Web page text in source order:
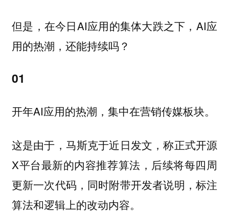
但是，在今日AI应用的集体大跌之下，AI应
用的热潮，还能持续吗？
01
开年AI应用的热潮，集中在营销传媒板块。
这是由于，马斯克于近日发文，称正式开源
X平台最新的内容推荐算法，后续将每四周
更新一次代码，同时附带开发者说明，标注
算法和逻辑上的改动内容。